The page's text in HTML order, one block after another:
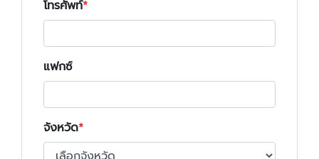
โทรศัพท์
แฟกซ์
จังหวัด